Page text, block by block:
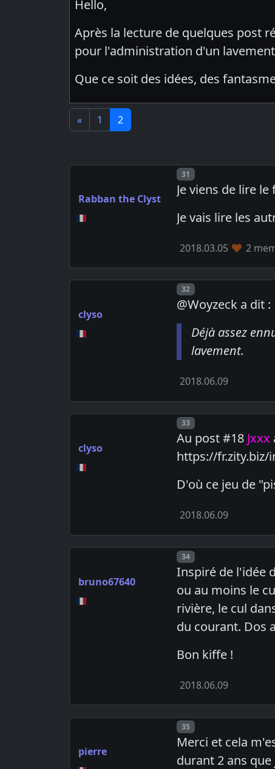
Hello,
Après la lecture de quelques post
pour l'administration d'un
Que ce soit des idées, des
« 1 2
Rabban the Clyst
Post number
31
Je viens de lire
Je vais lire les
2018.03.05 2
clyso
Post number
32
@Woyzeck a dit :
Déjà assez
lavement.
2018.06.09
clyso
Post number
33
Au post #18 Jxxx
https://fr.zity.biz/
D'où ce jeu de
2018.06.09
bruno67640
Post number
34
Inspiré de l'idée
ou au moins le
rivière, le cul
du courant. Dos
Bon kiffe !
2018.06.09
pierre
Post number
35
Merci et cela
durant 2 ans que